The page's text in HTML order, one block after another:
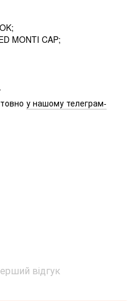
MONTI CAP;
у нашому телеграм-
відгук